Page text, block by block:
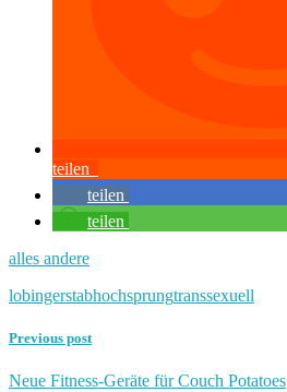
teilen
teilen
teilen
alles andere
lobingerstabhochsprungtranssexuell
Previous post
Neue Fitness-Geräte für Couch Potatoes